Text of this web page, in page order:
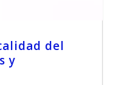
del
y